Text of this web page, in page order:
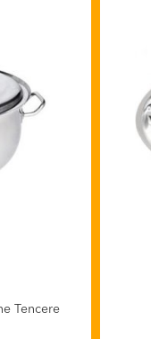
Tencere